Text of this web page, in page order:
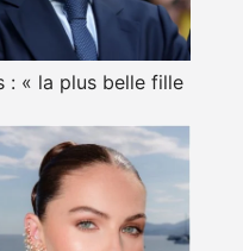
: « la plus belle fille